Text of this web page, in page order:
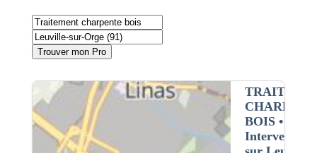
Trouver mon Pro
BOIS•
Intervention